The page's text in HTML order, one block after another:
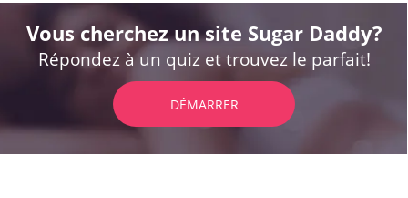
Vous cherchez un site Sugar Daddy?
Répondez à un quiz et trouvez le parfait!
DÉMARRER